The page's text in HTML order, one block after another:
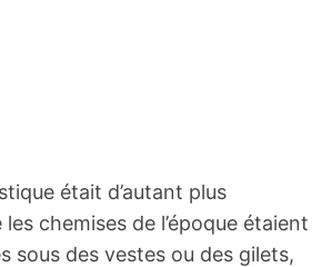
était d’autant plus
chemises de l’époque étaient
sous des vestes ou des gilets,